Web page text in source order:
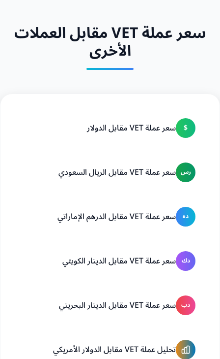
سعر عملة VET مقابل العملات
الأخرى
$ سعر عملة VET مقابل الدولار
رس سعر عملة VET مقابل الريال السعودي
ده سعر عملة VET مقابل الدرهم الإماراتي
دك سعر عملة VET مقابل الدينار الكويتي
دب سعر عملة VET مقابل الدينار البحريني
تحليل عملة VET مقابل الدولار الأمريكي